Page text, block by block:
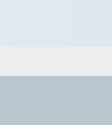
intéresser
vous intéresser